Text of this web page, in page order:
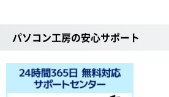
パソコン工房の安心サポート